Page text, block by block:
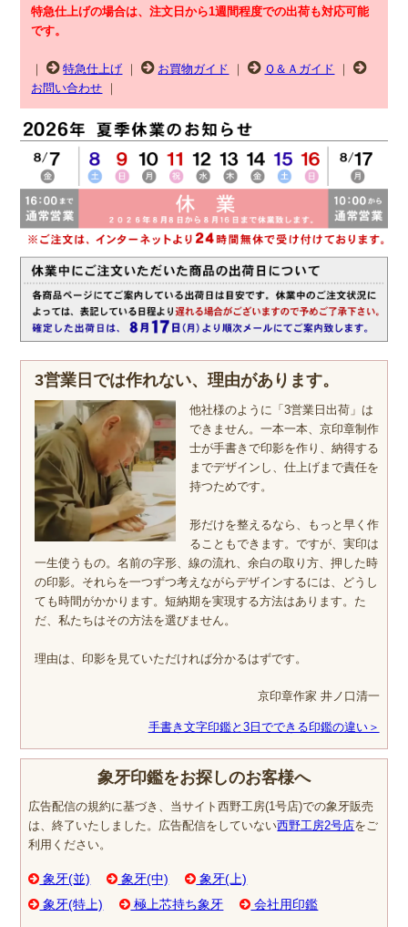
特急仕上げの場合は、注文日から1週間程度での出荷も対応可能
です。
｜ 特急仕上げ ｜ お買物ガイド ｜ Ｑ＆Ａガイド ｜
お問い合わせ ｜
3営業日では作れない、理由があります。
他社様のように「3営業日出荷」は
できません。一本一本、京印章制作
士が手書きで印影を作り、納得する
までデザインし、仕上げまで責任を
持つためです。
形だけを整えるなら、もっと早く作
ることもできます。ですが、実印は
一生使うもの。名前の字形、線の流れ、余白の取り方、押した時
の印影。それらを一つずつ考えながらデザインするには、どうし
ても時間がかかります。短納期を実現する方法はあります。た
だ、私たちはその方法を選びません。
理由は、印影を見ていただければ分かるはずです。
京印章作家 井ノ口清一
手書き文字印鑑と3日でできる印鑑の違い＞
象牙印鑑をお探しのお客様へ
広告配信の規約に基づき、当サイト西野工房(1号店)での象牙販売
は、終了いたしました。広告配信をしていない西野工房2号店をご
利用ください。
象牙(並) 象牙(中)
象牙(上)
象牙(特上)
極上芯持ち象牙 会社用印鑑